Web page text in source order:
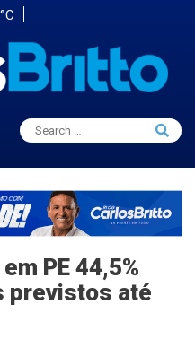
Search
for:
Search
PE 44,5%
previstos até